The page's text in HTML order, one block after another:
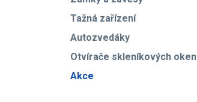
Tažná zařízení
Autozvedáky
Otvírače skleníkových oken
Akce